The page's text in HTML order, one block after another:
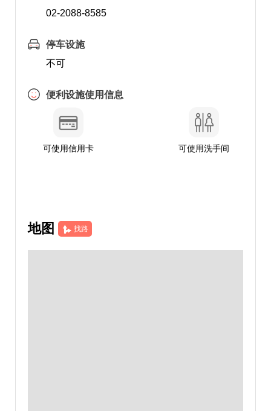
02-2088-8585
停车设施
不可
便利设施使用信息
可使用信用卡 可使用洗手间
地图 找路